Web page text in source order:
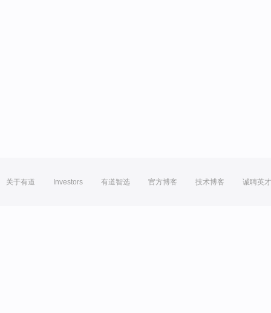
关于有道 Investors 有道智选 官方博客 技术博客 诚聘英才